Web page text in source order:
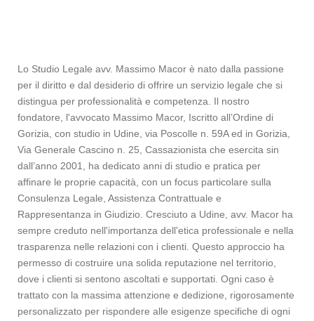
Lo Studio Legale avv. Massimo Macor è nato dalla passione
per il diritto e dal desiderio di offrire un servizio legale che si
distingua per professionalità e competenza. Il nostro
fondatore, l'avvocato Massimo Macor, Iscritto all’Ordine di
Gorizia, con studio in Udine, via Poscolle n. 59A ed in Gorizia,
Via Generale Cascino n. 25, Cassazionista che esercita sin
dall’anno 2001, ha dedicato anni di studio e pratica per
affinare le proprie capacità, con un focus particolare sulla
Consulenza Legale, Assistenza Contrattuale e
Rappresentanza in Giudizio. Cresciuto a Udine, avv. Macor ha
sempre creduto nell'importanza dell'etica professionale e nella
trasparenza nelle relazioni con i clienti. Questo approccio ha
permesso di costruire una solida reputazione nel territorio,
dove i clienti si sentono ascoltati e supportati. Ogni caso è
trattato con la massima attenzione e dedizione, rigorosamente
personalizzato per rispondere alle esigenze specifiche di ogni